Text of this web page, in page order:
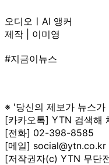
오디오ㅣAI 앵커
제작 | 이미영
#지금이뉴스
※ '당신의 제보가 뉴스가
[카카오톡] YTN 검색해
[전화] 02-398-8585
[메일] social@ytn.co.kr
[저작권자(c) YTN 무단